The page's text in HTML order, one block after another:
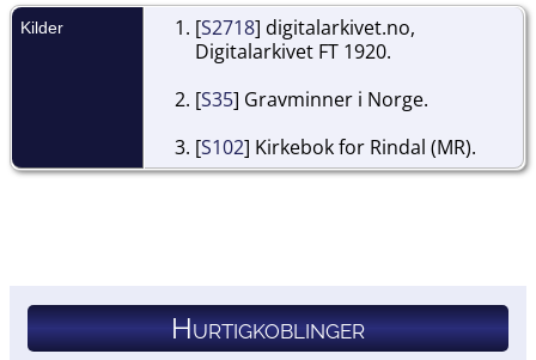
Kilder [S2718] digitalarkivet.no,
Digitalarkivet FT 1920.
[S35] Gravminner i Norge.
[S102] Kirkebok for Rindal (MR).
Hurtigkoblinger